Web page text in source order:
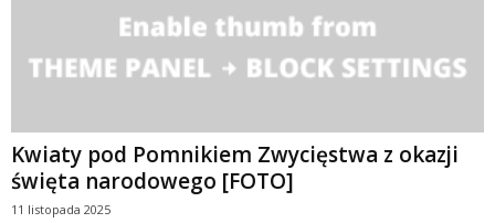
Kwiaty pod Pomnikiem Zwycięstwa z okazji
święta narodowego [FOTO]
11 listopada 2025